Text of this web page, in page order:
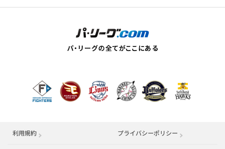
利用規約 プライバシーポリシー